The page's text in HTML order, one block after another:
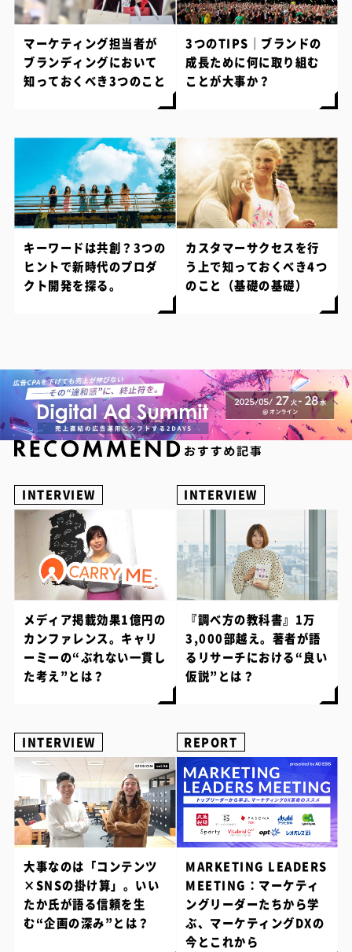
マーケティング担当者が
ブランディングにおいて
知っておくべき3つのこと
3つのTIPS｜ブランドの
成長ために何に取り組む
ことが大事か？
キーワードは共創？3つの
ヒントで新時代のプロダ
クト開発を探る。
カスタマーサクセスを行
う上で知っておくべき4つ
のこと（基礎の基礎）
INTERVIEW
メディア掲載効果1億円の
カンファレンス。キャリ
ーミーの“ぶれない一貫し
た考え”とは？
INTERVIEW
『調べ方の教科書』1万
3,000部越え。著者が語
るリサーチにおける“良い
仮説”とは？
INTERVIEW
大事なのは「コンテンツ
×SNSの掛け算」。いい
たか氏が語る信頼を生
む“企画の深み”とは？
REPORT
MARKETING LEADERS
MEETING：マーケティ
ングリーダーたちから学
ぶ、マーケティングDXの
今とこれから